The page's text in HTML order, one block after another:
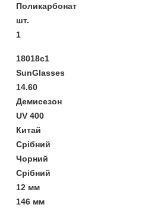
Поликарбонат
шт.
1
18018c1
SunGlasses
14.60
Демисезон
UV 400
Китай
Срібний
Чорний
Срібний
12 мм
146 мм